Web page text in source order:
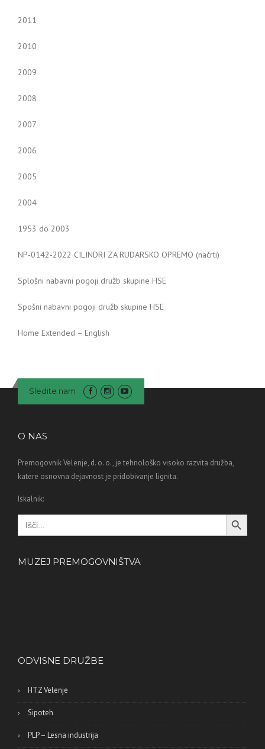
2011
2010
2009
2008
2007
2006
2005
2004
1953 do 2003
NP-0142-2022 CILINDRI ZA RUDARSKO OPREMO (načrti)
Splošni nabavni pogoji družb skupine HSE
Spošni nabavni pogoji družb skupine HSE
Home Extended – English
Sledite nam
O NAS
Premogovnik Velenje, d. o. o., je tehnološko visoko razvita družba,
katere osnovna dejavnost je pridobivanje lignita.
Iskalnik:
Search
for:
Search Button
MUZEJ PREMOGOVNIŠTVA
ODVISNE DRUŽBE
HTZ Velenje
Sipoteh
PLP – Lesna industrija